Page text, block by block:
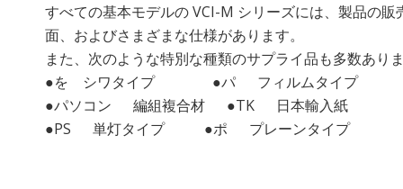
すべての基本モデルの VCI-M シリーズには、製品の
面、およびさまざまな仕様があります。
また、次のような特別な種類のサプライ品も多数あり
●を シワタイプ ●パ フィルムタイプ
●パソコン 編組複合材 ●TK 日本輸入紙
●PS 単灯タイプ ●ポ プレーンタイプ